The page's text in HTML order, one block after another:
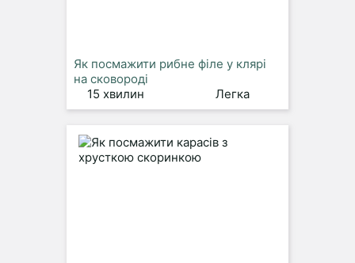
Як посмажити рибне філе у клярі
на сковороді
15 хвилин
Легка